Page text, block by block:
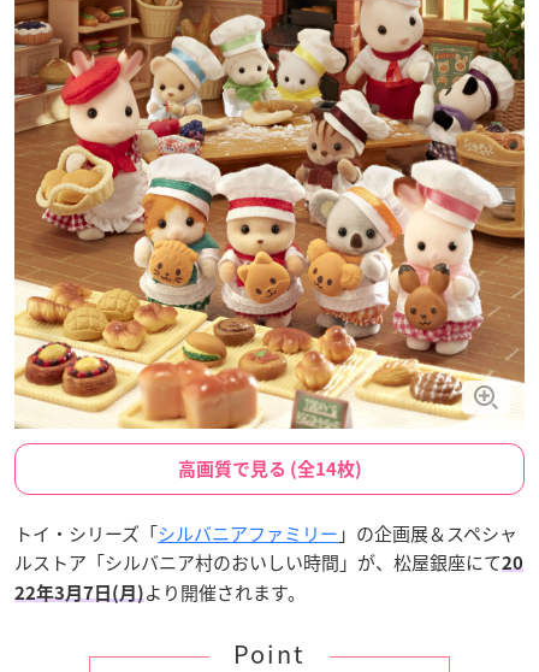
高画質で見る (全14枚)
トイ・シリーズ「シルバニアファミリー 」の企画展＆スペシャ
ルストア「シルバニア村のおいしい時間」が、松屋銀座にて20
22年3月7日(月) より開催されます。
Point